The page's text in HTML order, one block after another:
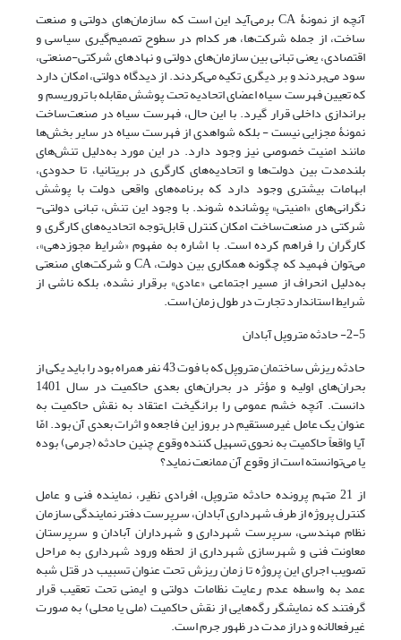
آنچه از نمونۀ CA برمی‌آید این است که سازمان‌های دولتی و صنعت
ساخت‌، از جمله شرکت‌ها، هر کدام در سطوح تصمیم‌گیری سیاسی و
اقتصادی، یعنی تبانی بین سازمان‌های دولتی و نهادهای شرکتی-صنعتی،
سود می‌بردند و بر دیگری تکیه می‌‌‌کردند. از دیدگاه دولتی، امکان دارد
که تعیین فهرست سیاه اعضای اتحادیه تحت پوشش مقابله با تروریسم و ​​
براندازی داخلی قرار گیرد. با این حال، فهرست سیاه در صنعت‌ساخت‌
نمونۀ مجزایی نیست - بلکه شواهدی از فهرست سیاه در سایر بخش‌‌‌ها
مانند امنیت خصوصی نیز وجود دارد. در این مورد به‌دلیل تنش‌های
بلندمدت بین دولت‌ها و اتحادیه‌های کارگری در بریتانیا، تا حدودی،
ابهامات بیشتری وجود دارد که برنامه‌های واقعی دولت با پوشش
نگرانی‌های «امنیتی» پوشانده شوند. با وجود این تنش، تبانی دولتی-
شرکتی در صنعت‌ساخت‌ امکان کنترل قابل‌توجه اتحادیه‌‌‌های کارگری و
کارگران را فراهم کرده است. با اشاره به مفهوم «شرایط مجوزدهی»،
می‌‌‌توان فهمید که چگونه همکاری بین دولت، CA و شرکت‌‌‌های صنعتی
به‌دلیل انحراف از مسیر اجتماعی «عادی» برقرار نشده، بلکه ناشی از
شرایط استاندارد تجارت در طول زمان است.
2-5- حادثه متروپل آبادان
حادثه ریزش ساختمان متروپل که با فوت 43 نفر همراه بود را باید یکی از
بحران‌های اولیه و مؤثر در بحران‌های بعدی حاکمیت در سال 1401
دانست. آنچه خشم عمومی را برانگیخت اعتقاد به نقش حاکمیت به
عنوان یک عامل غیرمستقیم در بروز این فاجعه و اثرات بعدی آن بود. امّا
آیا واقعاً حاکمیت به نحوی تسهیل کننده وقوع چنین حادثه (جرمی) بوده
یا می‌توانسته است از وقوع آن ممانعت نماید؟
از 21 متهم پرونده حادثه متروپل، افرادی نظیر، نماینده فنی و عامل
کنترل پروژه از طرف شهرداری آبادان، سرپرست دفتر نمایندگی سازمان
نظام مهندسی، سرپرست شهرداری و شهرداران آبادان و سرپرستان
معاونت فنی و شهرسازی شهرداری از لحظه ورود شهرداری به مراحل
تصویب اجرای این پروژه تا زمان ریزش تحت عنوان تسبیب در قتل شبه
عمد به واسطه عدم رعایت نظامات دولتی و ایمنی تحت تعقیب قرار
گرفتند که نمایشگر رگه‌هایی از نقش حاکمیت (ملی یا محلی) به صورت
غیرفعالانه و دراز مدت در ظهور جرم است.